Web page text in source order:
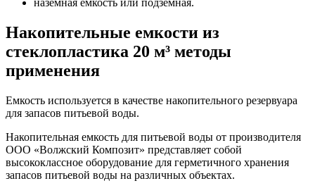
наземная емкость или подземная.
Накопительные емкости из
стеклопластика 20 м³ методы
применения
Емкость используется в качестве накопительного резервуара
для запасов питьевой воды.
Накопительная емкость для питьевой воды от производителя
ООО «Волжский Композит» представляет собой
высококлассное оборудование для герметичного хранения
запасов питьевой воды на различных объектах.